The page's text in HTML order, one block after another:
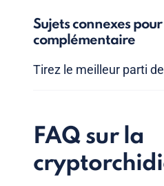
Sujets connexes
complémentaire
Tirez le meilleur parti
FAQ sur la